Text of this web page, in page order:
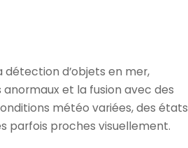
détection d’objets en mer,
et la fusion avec des
météo variées, des états
parfois proches visuellement.